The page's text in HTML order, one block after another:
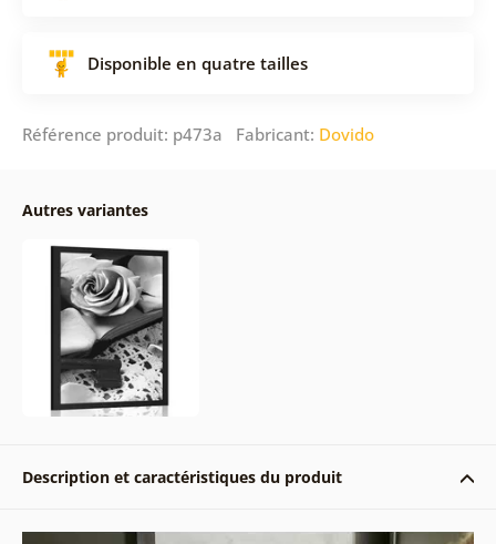
Disponible en quatre tailles
Référence produit: p473a Fabricant: Dovido
Autres variantes
Description et caractéristiques du produit